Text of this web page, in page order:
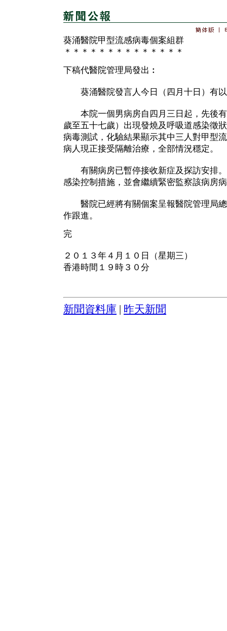
葵涌醫院甲型流感病毒個案組群
＊＊＊＊＊＊＊＊＊＊＊＊＊＊
下稿代醫院管理局發出︰
葵涌醫院發言人今日（四月十日）有以
本院一個男病房自四月三日起，先後有
歲至五十七歲）出現發燒及呼吸道感染徵
病毒測試，化驗結果顯示其中三人對甲型
病人現正接受隔離治療，全部情況穩定。
有關病房已暫停接收新症及探訪安排。
感染控制措施，並會繼續緊密監察該病房
醫院已經將有關個案呈報醫院管理局總
作跟進。
完
２０１３年４月１０日（星期三）
香港時間１９時３０分
新聞資料庫 昨天新聞